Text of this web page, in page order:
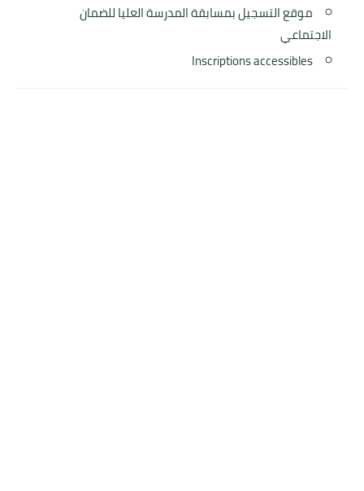
موقع التسجيل بمسابقة المدرسة العليا للضمان
الاجتماعي
Inscriptions accessibles